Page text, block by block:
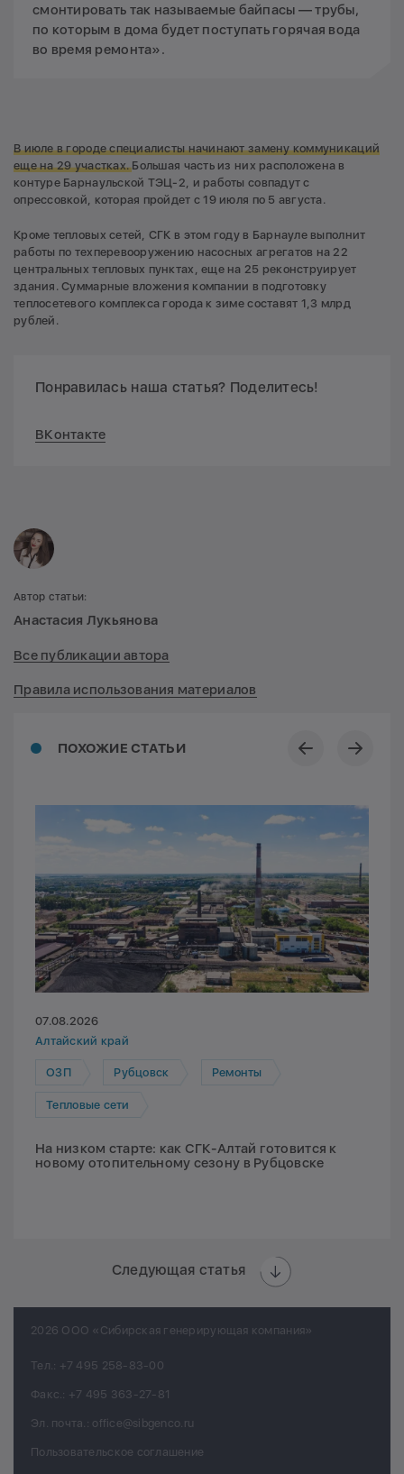
смонтировать так называемые байпасы — трубы,
по которым в дома будет поступать горячая вода
во время ремонта».
В июле в городе специалисты начинают замену коммуникаций
еще на 29 участках.Большая часть из них расположена в
контуре Барнаульской ТЭЦ-2, и работы совпадут с
опрессовкой, которая пройдет с 19 июля по 5 августа.
Кроме тепловых сетей, СГК в этом году в Барнауле выполнит
работы по техперевооружению насосных агрегатов на 22
центральных тепловых пунктах, еще на 25 реконструирует
здания. Суммарные вложения компании в подготовку
теплосетевого комплекса города к зиме составят 1,3 млрд
рублей.
Понравилась наша статья? Поделитесь!
ВКонтакте
ПОХОЖИЕ СТАТЬИ
07.08.2026
Алтайский край
ОЗП Рубцовск Ремонты
Тепловые сети
На низком старте: как СГК-Алтай готовится к
новому отопительному сезону в Рубцовске
Следующая статья
Автор статьи:
Анастасия Лукьянова
Все публикации автора
Правила использования материалов
2026 ООО «Сибирская генерирующая компания»
Тел.: +7 495 258-83-00
Факс.: +7 495 363-27-81
Эл. почта.: office@sibgenco.ru
Пользовательское соглашение